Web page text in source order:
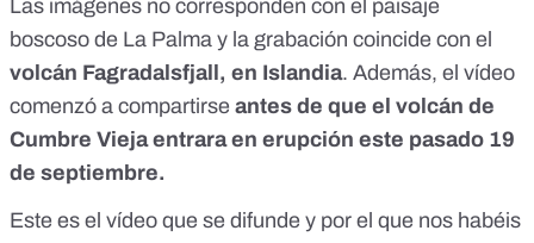
Las imágenes no corresponden con el paisaje
boscoso de La Palma y la grabación coincide con el
volcán Fagradalsfjall, en Islandia. Además, el vídeo
comenzó a compartirse antes de que el volcán de
Cumbre Vieja entrara en erupción este pasado 19
de septiembre.
Este es el vídeo que se difunde y por el que nos habéis